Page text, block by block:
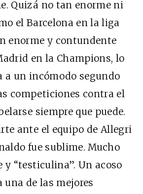
Quizá no tan enorme ni
el Barcelona en la liga
enorme y contundente
en la Champions, lo
a un incómodo segundo
competiciones contra el
siempre que puede.
ante el equipo de Allegri
fue sublime. Mucho
y “testiculina”. Un acoso
una de las mejores